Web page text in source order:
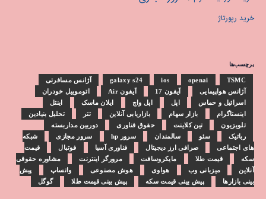
خرید رپورتاژ
برچسب‌ها
galaxy s24 ios openai TSMC
آژانس مسافرتی
آژانس هواپیمایی
آیفون 17 آیفون Air
اتوموبیل خودران
اسرائیل و حماس
اپل اپل واچ ایلان ماسک
اینتل
اینستاگرام
بازار سهام بازاریابی آنلاین تتر
تحلیل بنیادین
تلویزیون
تین کلاینت حقوق فناوری
دوربین مداربسته
رباتیک
سئو سالمندان سرور hp سرور مجازی
شبکه
های اجتماعی
صرافی ارز دیجیتال فناوری آسیا فوتبال
قیمت
سکه
قیمت طلا مایکروسافت مرورگر اینترنت
مشاوره حقوقی
آنلاین
میزبانی وب هواوی هوش مصنوعی واتساپ
پیش
بینی بازارها
پیش بینی قیمت سکه پیش بینی قیمت طلا گوگل